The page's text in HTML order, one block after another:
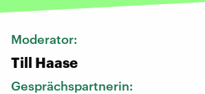
Moderator:
Till Haase
Gesprächspartnerin: